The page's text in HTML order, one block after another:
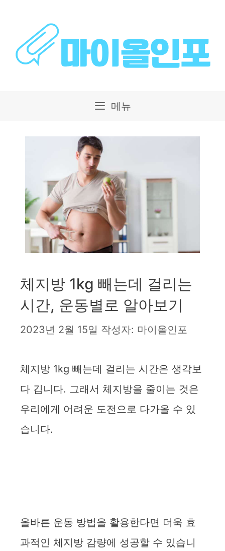
메뉴
체지방 1kg 빼는데 걸리는
시간, 운동별로 알아보기
2023년 2월 15일 작성자: 마이올인포
체지방 1kg 빼는데 걸리는 시간은 생각보
다 깁니다. 그래서 체지방을 줄이는 것은
우리에게 어려운 도전으로 다가올 수 있
습니다.
올바른 운동 방법을 활용한다면 더욱 효
과적인 체지방 감량에 성공할 수 있습니